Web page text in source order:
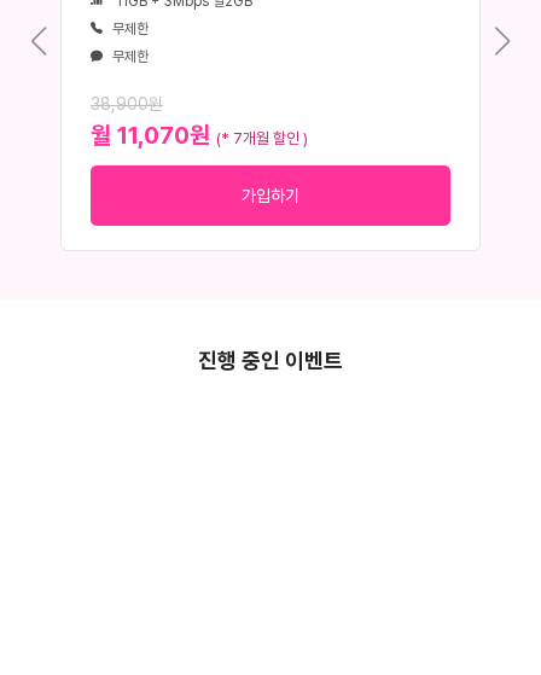
무제한
무제한
38,900원
월 11,070원 (* 7개월 할인 )
가입하기
진행 중인 이벤트